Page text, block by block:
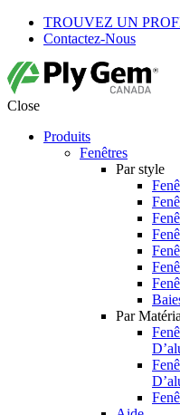
TROUVEZ UN
Contactez-Nous
Close
Produits
Fenêtres
Par style
Par